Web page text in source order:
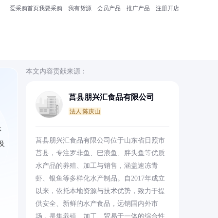
爱采购首页我要采购 我有货源 会员产品 推广产品 注册开店
本文内容贡献来源：
莒县朋兴汇食品有限公司
法人:陈庆山
莒县朋兴汇食品有限公司位于山东省日照市
莒县，专注罗非鱼、巴浪鱼、胖头鱼等优质
水产品的养殖、加工与销售，涵盖速冻青
虾、银鱼等多样化水产制品。自2017年成立
以来，依托本地资源与技术优势，致力于提
供安全、新鲜的水产食品，远销国内外市
场，是集养殖、加工、贸易于一体的综合性